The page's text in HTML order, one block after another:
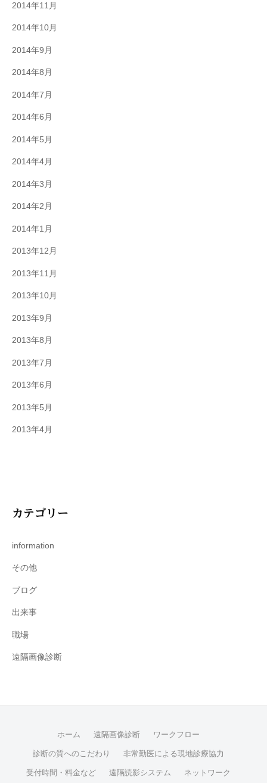
2014年11月
2014年10月
2014年9月
2014年8月
2014年7月
2014年6月
2014年5月
2014年4月
2014年3月
2014年2月
2014年1月
2013年12月
2013年11月
2013年10月
2013年9月
2013年8月
2013年7月
2013年6月
2013年5月
2013年4月
カテゴリー
information
その他
ブログ
出来事
職場
遠隔画像診断
ホーム 遠隔画像診断 ワークフロー
診断の質へのこだわり 非常勤医による現地診療協力
受付時間・料金など 遠隔読影システム ネットワーク